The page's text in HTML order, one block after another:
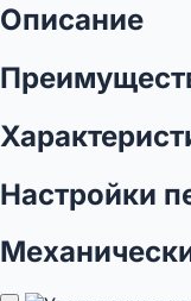
Описание
Настройки